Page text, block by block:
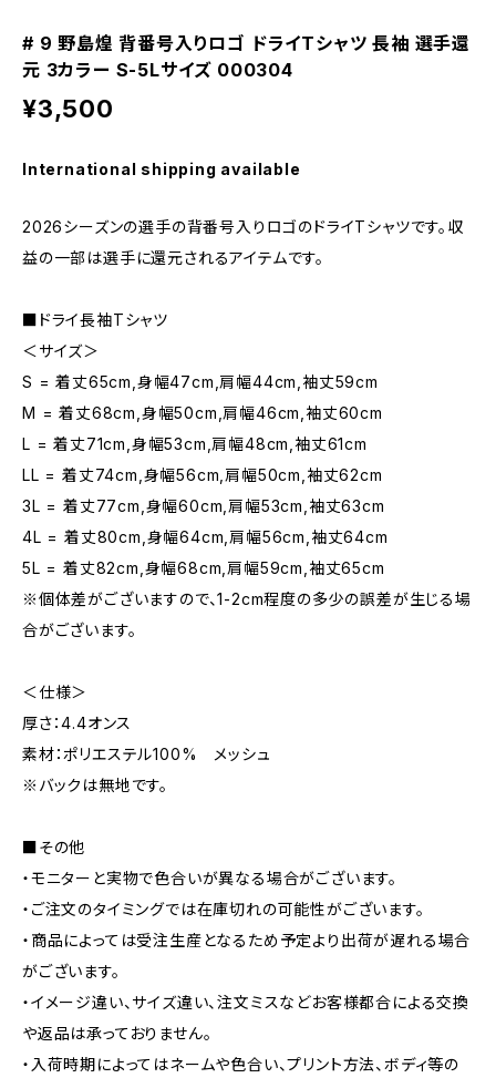
# 9 野島煌 背番号入りロゴ ドライTシャツ 長袖 選手還
元 3カラー S-5Lサイズ 000304
¥3,500
International shipping available
2026シーズンの選手の背番号入りロゴのドライTシャツです。収
益の一部は選手に還元されるアイテムです。
■ドライ長袖Tシャツ
＜サイズ＞
S = 着丈65cm,身幅47cm,肩幅44cm,袖丈59cm
M = 着丈68cm,身幅50cm,肩幅46cm,袖丈60cm
L = 着丈71cm,身幅53cm,肩幅48cm,袖丈61cm
LL = 着丈74cm,身幅56cm,肩幅50cm,袖丈62cm
3L = 着丈77cm,身幅60cm,肩幅53cm,袖丈63cm
4L = 着丈80cm,身幅64cm,肩幅56cm,袖丈64cm
5L = 着丈82cm,身幅68cm,肩幅59cm,袖丈65cm
※個体差がございますので、1-2cm程度の多少の誤差が生じる場
合がございます。
＜仕様＞
厚さ：4.4オンス
素材：ポリエステル100% メッシュ
※バックは無地です。
■その他
・モニターと実物で色合いが異なる場合がございます。
・ご注文のタイミングでは在庫切れの可能性がございます。
・商品によっては受注生産となるため予定より出荷が遅れる場合
がございます。
・イメージ違い、サイズ違い、注文ミスなどお客様都合による交換
や返品は承っておりません。
・入荷時期によってはネームや色合い、プリント方法、ボディ等の